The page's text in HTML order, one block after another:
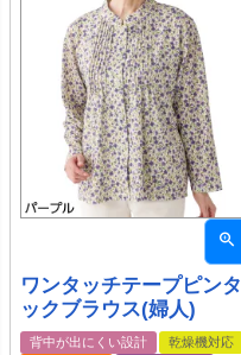
ワンタッチテープピンタ
ックブラウス(婦人)
背中が出にくい設計
乾燥機対応